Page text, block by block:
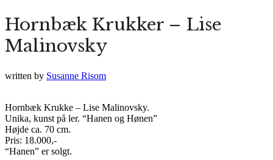
Hornbæk Krukker – Lise
Malinovsky
written by Susanne Risom
Hornbæk Krukke – Lise Malinovsky.
Unika, kunst på ler. “Hanen og Hønen”
Højde ca. 70 cm.
Pris: 18.000,-
“Hanen” er solgt.